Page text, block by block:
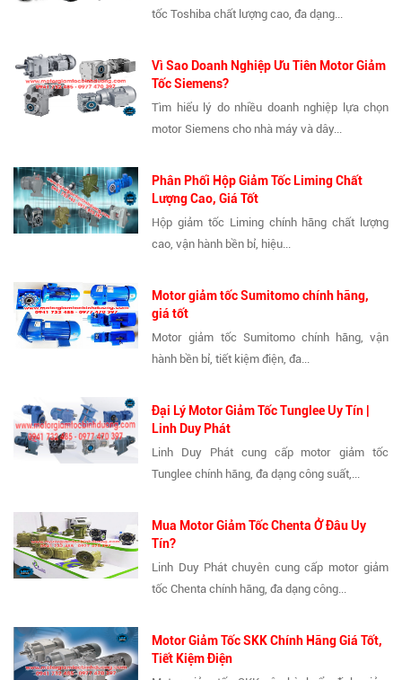
tốc Toshiba chất lượng cao, đa dạng...
Vì Sao Doanh Nghiệp Ưu Tiên Motor Giảm
Tốc Siemens?
Tìm hiểu lý do nhiều doanh nghiệp lựa chọn
motor Siemens cho nhà máy và dây...
Phân Phối Hộp Giảm Tốc Liming Chất
Lượng Cao, Giá Tốt
Hộp giảm tốc Liming chính hãng chất lượng
cao, vận hành bền bỉ, hiệu...
Motor giảm tốc Sumitomo chính hãng,
giá tốt
Motor giảm tốc Sumitomo chính hãng, vận
hành bền bỉ, tiết kiệm điện, đa...
Đại Lý Motor Giảm Tốc Tunglee Uy Tín |
Linh Duy Phát
Linh Duy Phát cung cấp motor giảm tốc
Tunglee chính hãng, đa dạng công suất,...
Mua Motor Giảm Tốc Chenta Ở Đâu Uy
Tín?
Linh Duy Phát chuyên cung cấp motor giảm
tốc Chenta chính hãng, đa dạng công...
Motor Giảm Tốc SKK Chính Hãng Giá Tốt,
Tiết Kiệm Điện